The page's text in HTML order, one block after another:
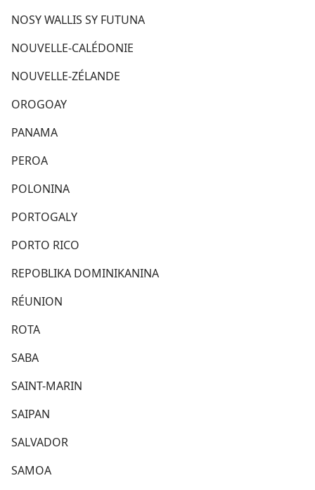
NOSY WALLIS SY FUTUNA
NOUVELLE-CALÉDONIE
NOUVELLE-ZÉLANDE
OROGOAY
PANAMA
PEROA
POLONINA
PORTOGALY
PORTO RICO
REPOBLIKA DOMINIKANINA
RÉUNION
ROTA
SABA
SAINT-​MARIN
SAIPAN
SALVADOR
SAMOA